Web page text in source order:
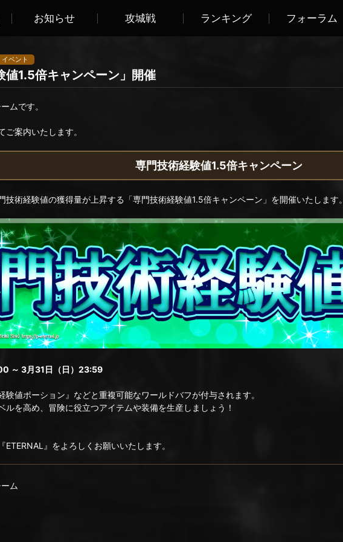
お知らせ 攻城戦 ランキング フォーラム
イベント
値1.5倍キャンペーン」開催
ムです。
ご案内いたします。
専門技術経験値1.5倍キャンペーン
技術経験値の獲得量が上昇する「専門技術経験値1.5倍キャンペーン」を開催いたします。
～ 3月31日（日）23:59
験値ポーション』などと重複可能なワールドバフが付与されます。
ルを高め、冒険に役立つアイテムや装備を生産しましょう！
ETERNAL』をよろしくお願いいたします。
ム